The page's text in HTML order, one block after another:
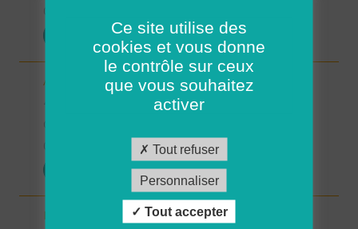
Aide-soignant.e Limogne en Quercy (H/F)
Responsable du développement (H/F)
Ce site utilise des
cookies et vous donne
le contrôle sur ceux
que vous souhaitez
activer
Tout refuser
Personnaliser
Tout accepter